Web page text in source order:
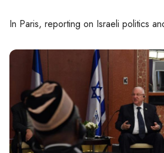
In Paris, reporting on Israeli politics